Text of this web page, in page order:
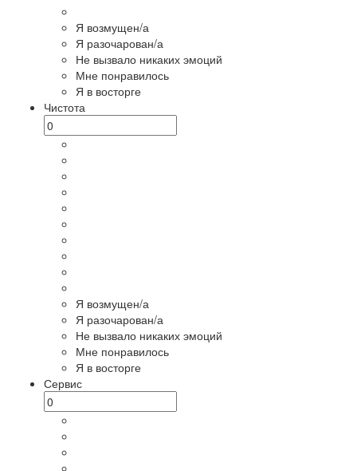
Я возмущен/а
Я разочарован/а
Не вызвало никаких эмоций
Мне понравилось
Я в восторге
Чистота
Я возмущен/а
Я разочарован/а
Не вызвало никаких эмоций
Мне понравилось
Я в восторге
Сервис